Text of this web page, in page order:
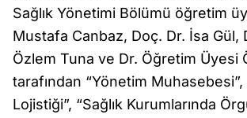
Sağlık Yönetimi Bölümü öğretim
Mustafa Canbaz, Doç. Dr. İsa Gül,
Özlem Tuna ve Dr. Öğretim Üyesi
tarafından “Yönetim Muhasebesi”,
Lojistiği”, “Sağlık Kurumlarında